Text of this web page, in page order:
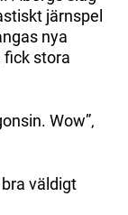
järnspel
nya
fick stora
Wow”‚
väldigt